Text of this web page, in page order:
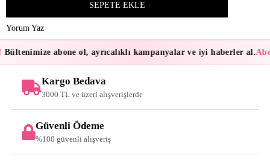
Yorum Yaz
Bültenimize abone ol, ayrıcalıklı kampanyalar ve iyi haberler al.
Kargo Bedava
3000 TL ve üzeri alışverişlerde
Güvenli Ödeme
%100 güvenli alışveriş